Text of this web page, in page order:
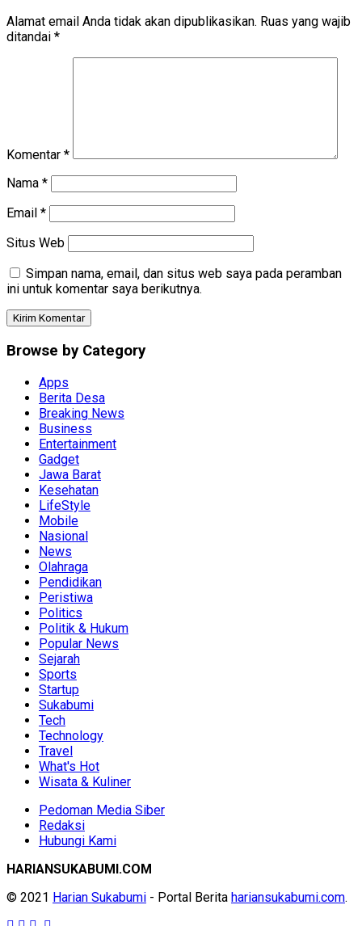
Alamat email Anda tidak akan dipublikasikan. Ruas yang wajib
ditandai *
Komentar *
Nama *
Email *
Situs Web
Simpan nama, email, dan situs web saya pada peramban
ini untuk komentar saya berikutnya.
Browse by Category
Apps
Berita Desa
Breaking News
Business
Entertainment
Gadget
Jawa Barat
Kesehatan
LifeStyle
Mobile
Nasional
News
Olahraga
Pendidikan
Peristiwa
Politics
Politik & Hukum
Popular News
Sejarah
Sports
Startup
Sukabumi
Tech
Technology
Travel
What's Hot
Wisata & Kuliner
Pedoman Media Siber
Redaksi
Hubungi Kami
HARIANSUKABUMI.COM
© 2021 Harian Sukabumi - Portal Berita hariansukabumi.com.